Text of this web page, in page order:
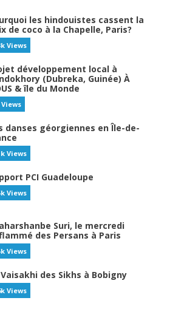
les hindouistes cassent la
de coco à la Chapelle, Paris?
Views
développement local à
(Dubreka, Guinée) À
& île du Monde
danses géorgiennes en Île-de-
Views
PCI Guadeloupe
Views
Suri, le mercredi
des Persans à Paris
Views
des Sikhs à Bobigny
Views